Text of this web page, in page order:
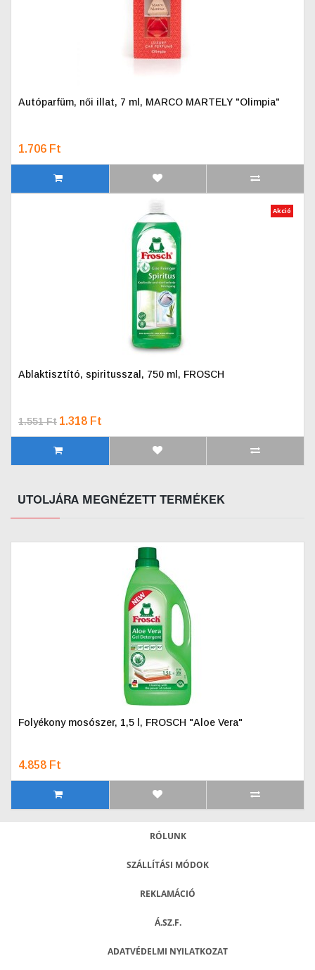
Autóparfüm, női illat, 7 ml, MARCO MARTELY "Olimpia"
1.706 Ft
Akció
Ablaktisztító, spiritusszal, 750 ml, FROSCH
1.551 Ft 1.318 Ft
UTOLJÁRA MEGNÉZETT TERMÉKEK
Folyékony mosószer, 1,5 l, FROSCH "Aloe Vera"
4.858 Ft
RÓLUNK
SZÁLLÍTÁSI MÓDOK
REKLAMÁCIÓ
Á.SZ.F.
ADATVÉDELMI NYILATKOZAT